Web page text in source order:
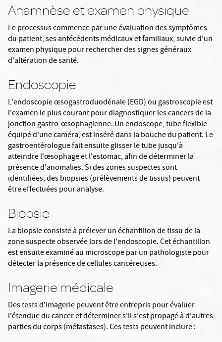
Anamnèse et examen physique
Le processus commence par une évaluation des symptômes
du patient, ses antécédents médicaux et familiaux, suivie d'un
examen physique pour rechercher des signes généraux
d'altération de santé.
Endoscopie
L'endoscopie œsogastroduodénale (EGD) ou gastroscopie est
l'examen le plus courant pour diagnostiquer les cancers de la
jonction gastro-œsophagienne. Un endoscope, tube flexible
équipé d'une caméra, est inséré dans la bouche du patient. Le
gastroentérologue fait ensuite glisser le tube jusqu'à
atteindre l'œsophage et l'estomac, afin de déterminer la
présence d'anomalies. Si des zones suspectes sont
identifiées, des biopsies (prélèvements de tissus) peuvent
être effectuées pour analyse.
Biopsie
La biopsie consiste à prélever un échantillon de tissu de la
zone suspecte observée lors de l'endoscopie. Cet échantillon
est ensuite examiné au microscope par un pathologiste pour
détecter la présence de cellules cancéreuses.
Imagerie médicale
Des tests d'imagerie peuvent être entrepris pour évaluer
l'étendue du cancer et déterminer s'il s'est propagé à d'autres
parties du corps (métastases). Ces tests peuvent inclure :